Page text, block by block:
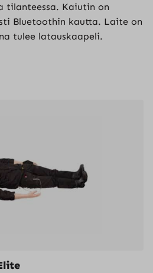
tilanteessa. Kaiutin on
Bluetoothin kautta. Laite on
tulee latauskaapeli.